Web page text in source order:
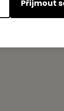
Přijmout